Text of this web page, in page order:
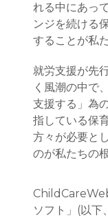
れる中にあっ
ンジを続ける
することが私
就労支援が先
く風潮の中で
支援する」為
指している保
方々が必要と
のが私たちの
ソフト」(以下